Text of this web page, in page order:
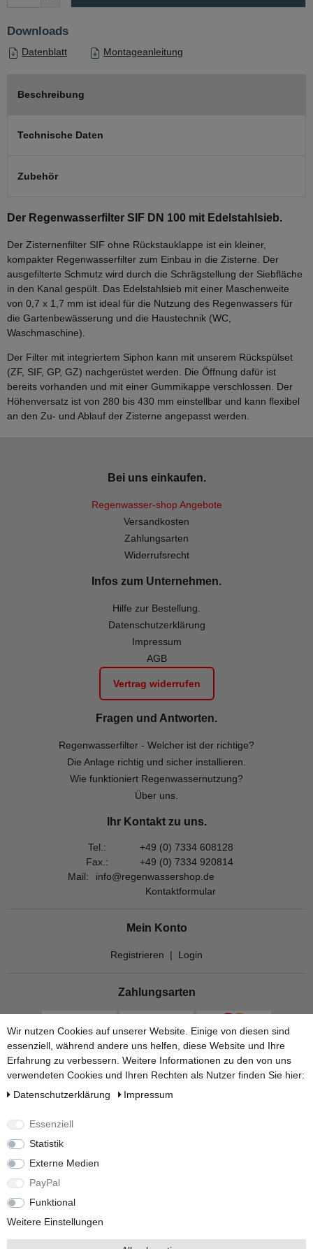
Downloads
Datenblatt Montageanleitung
Beschreibung
Technische Daten
Zubehör
Der Regenwasserfilter SIF DN 100 mit Edelstahlsieb.
Der Zisternenfilter SIF ohne Rückstauklappe ist ein kleiner,
kompakter Regenwasserfilter zum Einbau in die Zisterne. Der
ausgefilterte Schmutz wird durch die Schrägstellung der Siebfläche
in den Kanal gespült. Das Edelstahlsieb mit einer Maschenweite
von 0,7 x 1,7 mm ist ideal für die Nutzung des Regenwassers für
die Gartenbewässerung und die Haustechnik (WC,
Waschmaschine).
Der Filter mit integriertem Siphon kann mit unserem Rückspülset
(ZF, SIF, GP, GZ) nachgerüstet werden. Die Öffnung dafür ist
bereits vorhanden und mit einer Gummikappe verschlossen. Der
Höhenversatz ist von 280 bis 430 mm einstellbar und kann flexibel
an den Zu- und Ablauf der Zisterne angepasst werden.
Bei uns einkaufen.
Regenwasser-shop Angebote
Versandkosten
Zahlungsarten
Widerrufsrecht
Infos zum Unternehmen.
Hilfe zur Bestellung.
Datenschutzerklärung
Impressum
AGB
Vertrag widerrufen
Fragen und Antworten.
Regenwasserfilter - Welcher ist der richtige?
Die Anlage richtig und sicher installieren.
Wie funktioniert Regenwassernutzung?
Über uns.
Ihr Kontakt zu uns.
Tel.:
+49 (0) 7334 608128
Fax.:
+49 (0) 7334 920814
Mail:
info@regenwassershop.de
Kontaktformular
Mein Konto
Registrieren | Login
Zahlungsarten
Wir nutzen Cookies auf unserer Website. Einige von diesen sind
essenziell, während andere uns helfen, diese Website und Ihre
Erfahrung zu verbessern. Weitere Informationen zu den von uns
verwendeten Cookies und Ihren Rechten als Nutzer finden Sie hier:
Daten­schutz­erklärung
Impressum
Essenziell
Statistik
Externe Medien
PayPal
Funktional
Weitere Einstellungen